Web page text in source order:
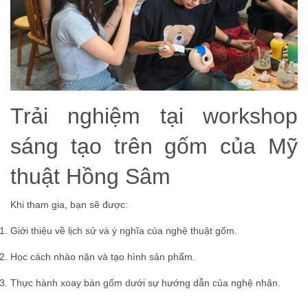
Trải nghiệm tại workshop
sáng tạo trên gốm của Mỹ
thuật Hồng Sâm
Khi tham gia, bạn sẽ được:
Giới thiệu về lịch sử và ý nghĩa của nghệ thuật gốm.
Học cách nhào nặn và tạo hình sản phẩm.
Thực hành xoay bàn gốm dưới sự hướng dẫn của nghệ nhân.